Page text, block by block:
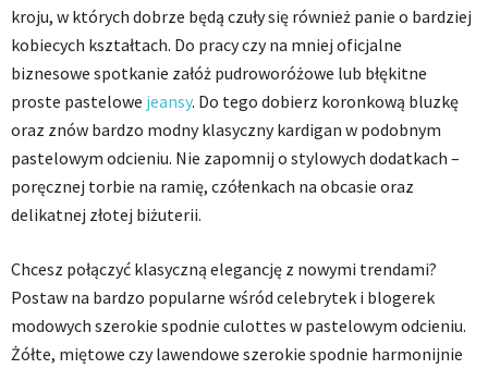
kroju, w których dobrze będą czuły się również panie o bardziej
kobiecych kształtach. Do pracy czy na mniej oficjalne
biznesowe spotkanie załóż pudroworóżowe lub błękitne
proste pastelowe jeansy. Do tego dobierz koronkową bluzkę
oraz znów bardzo modny klasyczny kardigan w podobnym
pastelowym odcieniu. Nie zapomnij o stylowych dodatkach –
poręcznej torbie na ramię, czółenkach na obcasie oraz
delikatnej złotej biżuterii.
Chcesz połączyć klasyczną elegancję z nowymi trendami?
Postaw na bardzo popularne wśród celebrytek i blogerek
modowych szerokie spodnie culottes w pastelowym odcieniu.
Żółte, miętowe czy lawendowe szerokie spodnie harmonijnie